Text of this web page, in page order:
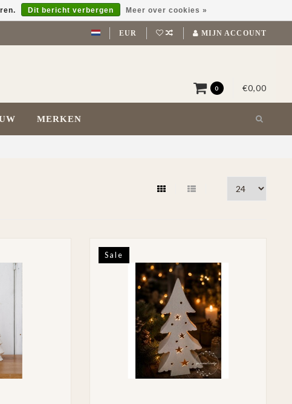
EUR MIJN ACCOUNT
0 €0,00
MERKEN
Sale
Dit bericht verbergen Meer over cookies »